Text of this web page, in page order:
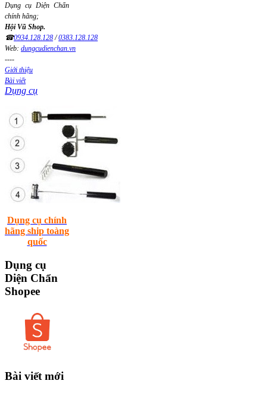
Dụng cụ Diện Chẩn
chính hãng;
Hội Vũ Shop.
☎0934.128.128/0383.128.128
Web: dungcudienchan.vn
----
Giới thiệu
Bài viết
Dụng cụ
Dụng cụ chính
hãng ship toàng
quốc
Dụng cụ
Diện Chẩn
Shopee
Bài viết mới